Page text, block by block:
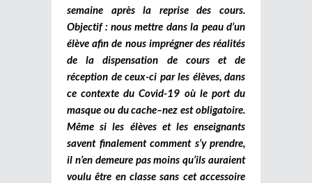
semaine après la reprise des cours.
Objectif : nous mettre dans la peau d’un
élève afin de nous imprégner des réalités
de la dispensation de cours et de
réception de ceux-ci par les élèves, dans
ce contexte du Covid-19 où le port du
masque ou du cache–nez est obligatoire.
Même si les élèves et les enseignants
savent finalement comment s’y prendre,
il n’en demeure pas moins qu’ils auraient
voulu être en classe sans cet accessoire